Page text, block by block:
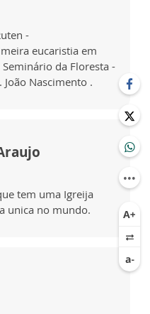
-
eucaristia em
da Floresta -
João Nascimento .
tem uma Igreija
unica no mundo.